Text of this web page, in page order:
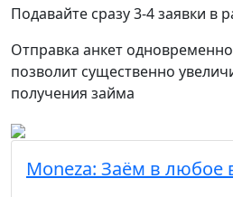
Подавайте сразу 3-4 заявки
Отправка анкет
позволит существенно
получения займа
Moneza: Заём в любое